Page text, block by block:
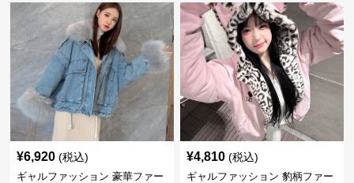
¥6,920 (税込)
ギャルファッション 豪華ファー
¥4,810 (税込)
ギャルファッション 豹柄ファー